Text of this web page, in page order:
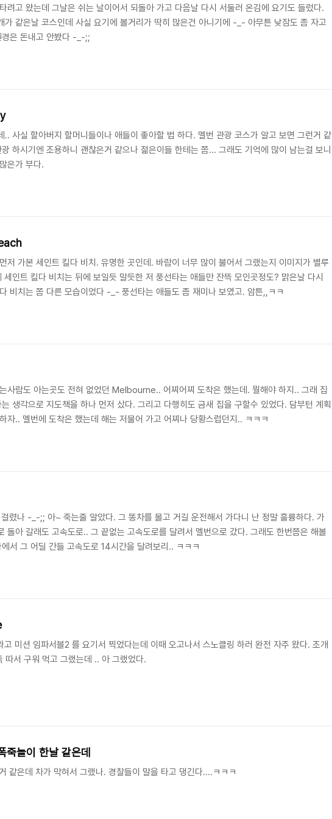
려고 왔는데 그날은 쉬는 날이어서 되돌아 가고 다음날 다시 서둘러 온김에 요기도 들렀다.
가 같은날 코스인데 사실 요기에 볼거리가 딱히 많은건 아니기에 -_- 아무튼 낮잠도 좀 자고
은 돈내고 안봤다 -_-;;
.. 사실 할아버지 할머니들이나 애들이 좋아할 법 하다. 멜번 관광 코스가 알고 보면 그런거 같
하시기엔 조용하니 괜찮은거 같으나 젊은이들 한테는 쫌... 그래도 기억에 많이 남는걸 보니
은가 부다.
저 가본 세인트 킬다 비치. 유명한 곳인데. 바람이 너무 많이 불어서 그랬는지 이미지가 별루
세인트 킬다 비치는 뒤에 보일듯 말듯한 저 풍선타는 애들만 잔뜩 모인곳정도? 맑은날 다시
비치는 쫌 다른 모습이었다 -_- 풍선타는 애들도 좀 재미나 보였고. 암튼,,ㅋㅋ
사람도 아는곳도 전혀 없었던 Melbourne.. 어찌어찌 도착은 했는데. 뭘해야 하지.. 그래 집
생각으로 지도책을 하나 먼저 샀다. 그리고 다행히도 금새 집을 구할수 있었다. 담부턴 계획
자.. 멜번에 도착은 했는데 해는 저물어 가고 어찌나 당황스럽던지.. ㅋㅋㅋ
렸나 -_-;; 아~ 죽는줄 알았다. 그 똥차를 몰고 거길 운전해서 가다니 난 정말 훌륭하다. 가
돌아 갈래도 고속도로.. 그 끝없는 고속도로를 달려서 멜번으로 갔다. 그래도 한번쯤은 해볼
서 그 어딜 간들 고속도로 14시간을 달려보리.. ㅋㅋㅋ
미션 임파서블2 를 요기서 찍었다는데 이때 오고나서 스노클링 하러 완전 자주 왔다. 조개
따서 구워 먹고 그랬는데 .. 아 그랬었다.
죽놀이 한날 같은데
같은데 차가 막혀서 그랬나. 경찰들이 말을 타고 댕긴다....ㅋㅋㅋ